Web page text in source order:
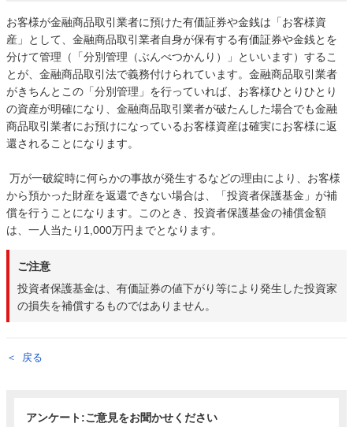
お客様が金融商品取引業者に預けた有価証券や金銭は「お客様資
産」として、金融商品取引業者自身が保有する有価証券や金銭とを
分けて管理（「分別管理（ぶんべつかんり）」といいます）するこ
とが、金融商品取引法で義務付けられています。金融商品取引業者
がきちんとこの「分別管理」を行っていれば、お客様ひとりひとり
の資産が明確になり、金融商品取引業者が破たんした場合でも金融
商品取引業者にお預けになっているお客様資産は確実にお客様に返
還されることになります。
万が一破綻時に何らかの事故が発生するなどの理由により、お客様
から預かった財産を返還できない場合は、「投資者保護基金」が補
償を行うことになります。このとき、投資者保護基金の補償金額
は、一人当たり1,000万円までとなります。
ご注意
投資者保護基金は、有価証券の値下がり等により発生した投資家
の損失を補償するものではありません。
戻る
アンケート:ご意見をお聞かせください